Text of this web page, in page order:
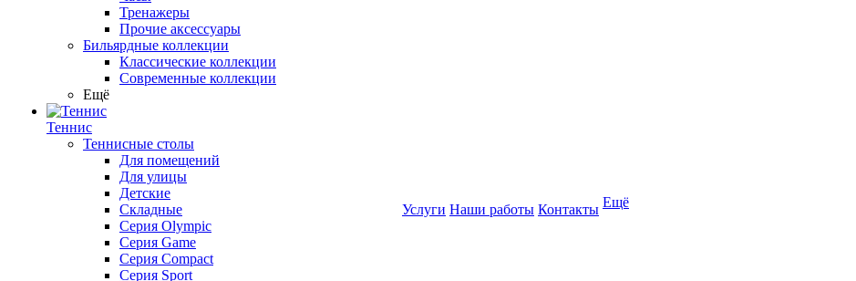
Тренажеры
Прочие аксессуары
Бильярдные коллекции
Классические коллекции
Современные коллекции
Ещё
Теннис
Теннисные столы
Для помещений
Для улицы
Детские
Складные
Серия Olympic
Серия Game
Серия Compact
Серия Sport
Услуги Наши работы Контакты Ещё